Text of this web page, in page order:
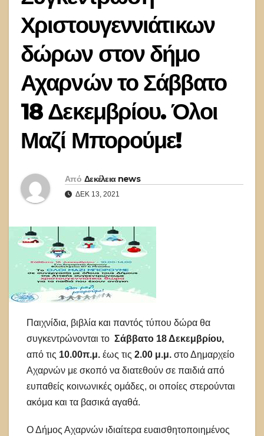
Χριστουγεννιάτικων
δώρων στον δήμο
Αχαρνών το Σάββατο
18 Δεκεμβρίου. Όλοι
Μαζί Μπορούμε!
Από Δεκέλεια news
ΔΕΚ 13, 2021
Παιχνίδια, βιβλία και παντός τύπου δώρα θα
συγκεντρώνονται το Σάββατο 18 Δεκεμβρίου,
από τις 10.00π.μ. έως τις 2.00 μ.μ. στο Δημαρχείο
Αχαρνών με σκοπό να διατεθούν σε παιδιά από
ευπαθείς κοινωνικές ομάδες, οι οποίες στερούνται
ακόμα και τα βασικά αγαθά.
Ο Δήμος Αχαρνών ιδιαίτερα ευαισθητοποιημένος